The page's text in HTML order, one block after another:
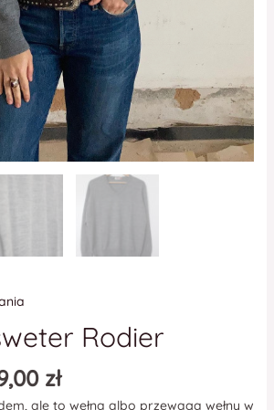
Rodier
zł
ale to wełna albo przewaga wełny w